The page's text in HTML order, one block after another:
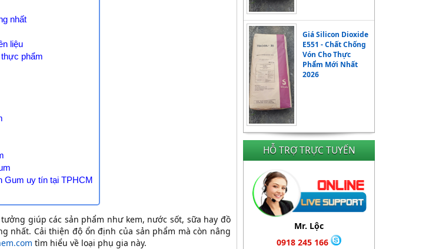
nhất
liệu
phẩm
Gum uy tín tại TPHCM
giúp các sản phẩm như kem, nước sốt, sữa hay đồ
nhất. Cải thiện độ ổn định của sản phẩm mà còn nâng
tìm hiểu về loại phụ gia này.
Giá Silicon Dioxide
E551 - Chất Chống
Vón Cho Thực
Phẩm Mới Nhất
2026
HỖ TRỢ TRỰC TUYẾN
Mr. Lộc
0918 245 166